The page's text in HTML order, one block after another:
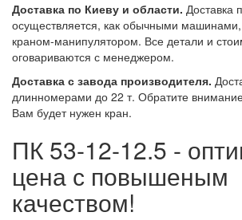
Доставка по Киеву и области. Доставка
осуществляется, как обычными
краном-манипулятором. Все детали и
оговариваются с менеджером.
Доставка с завода производителя.
длинномерами до 22 т. Обратите
Вам будет нужен кран.
ПК 53-12-12.5 -
цена с повышеным
качеством!